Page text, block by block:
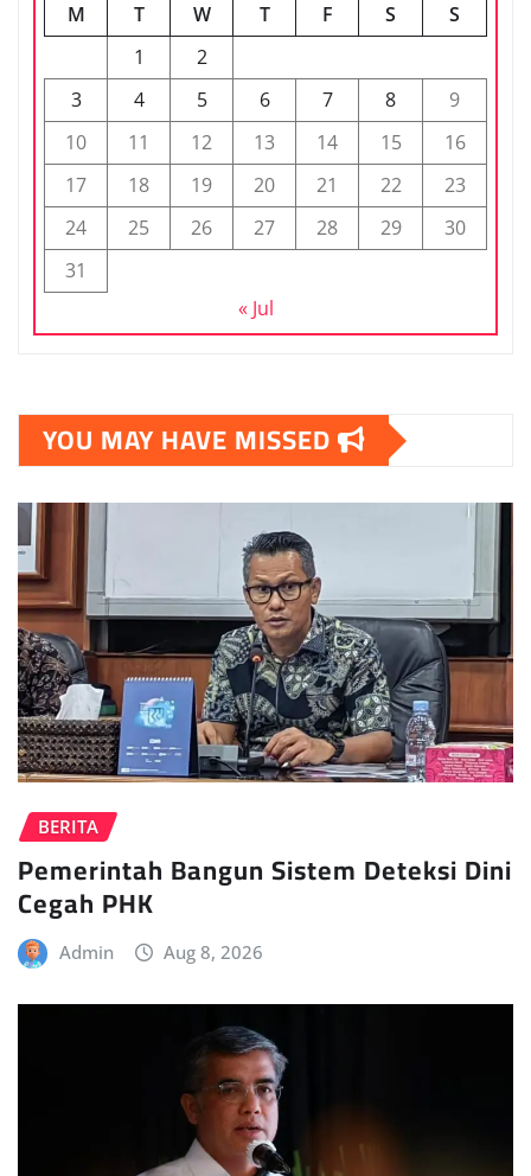
M
T W T F S
S
1
2
3
4 5 6 7 8
9
10
11 12 13 14 15
16
17
18 19 20 21 22
23
24
25 26 27 28 29
30
31
« Jul
YOU MAY HAVE MISSED
BERITA
Pemerintah Bangun Sistem Deteksi Dini
Cegah PHK
Admin Aug 8, 2026